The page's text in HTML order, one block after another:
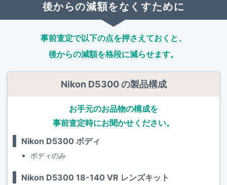
後からの減額をなくすために
事前査定で以下の点を押さえておくと、
後からの減額を格段に減らせます。
Nikon D5300 の製品構成
お手元のお品物の構成を
事前査定時にお聞かせください。
Nikon D5300 ボディ
ボディのみ
Nikon D5300 18-140 VR レンズキット